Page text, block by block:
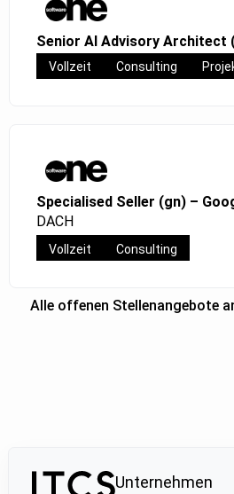
Senior AI Advisory Architect
Vollzeit Consulting
Specialised Seller (gn) –
DACH
Vollzeit Consulting
Alle offenen Stellenangebote
Unternehmen